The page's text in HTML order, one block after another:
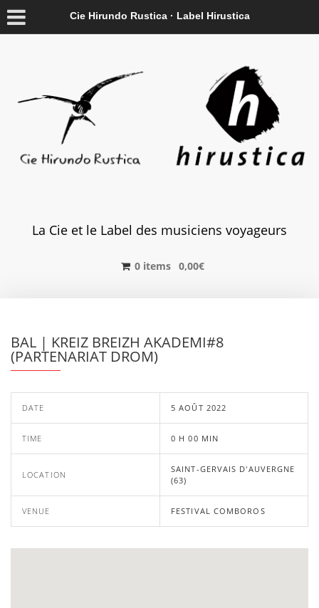
Cie Hirundo Rustica · Label Hirustica
La Cie et le Label des musiciens voyageurs
0 items 0,00€
BAL | KREIZ BREIZH AKADEMI#8
(PARTENARIAT DROM)
DATE 5 AOÛT 2022
TIME 0 H 00 MIN
LOCATION
SAINT-GERVAIS D'AUVERGNE
(63)
VENUE FESTIVAL COMBOROS